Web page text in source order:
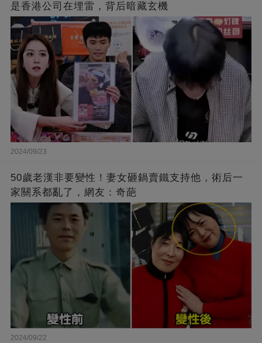
是香港公司在埋雷，背后暗藏玄機
2024/09/23
50歲老漢非要變性！妻女砸鍋賣鐵支持他，術后一
家關系都亂了，網友：奇葩
2024/09/22